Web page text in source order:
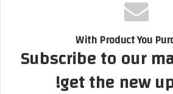
With Product You
Subscribe to our
get the new